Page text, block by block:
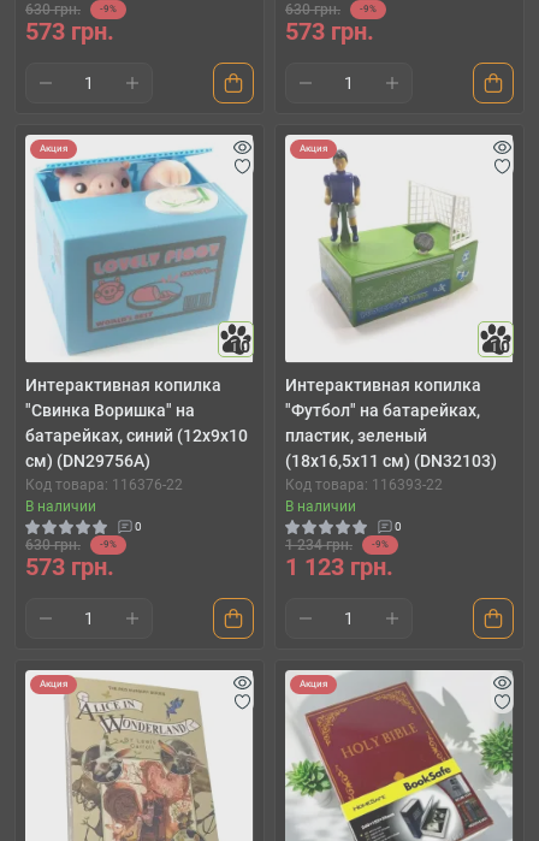
630 грн. -9%
573 грн.
630 грн. -9%
573 грн.
Акция
10
Интерактивная копилка
"Свинка Воришка" на
батарейках, синий (12х9х10
см) (DN29756A)
Код товара: 116376-22
В наличии
0
630 грн. -9%
573 грн.
Акция
10
Интерактивная копилка
"Футбол" на батарейках,
пластик, зеленый
(18х16,5х11 см) (DN32103)
Код товара: 116393-22
В наличии
0
1 234 грн. -9%
1 123 грн.
Акция Акция